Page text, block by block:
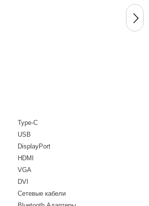
Type-C
USB
DisplayPort
HDMI
VGA
DVI
Сетевые кабели